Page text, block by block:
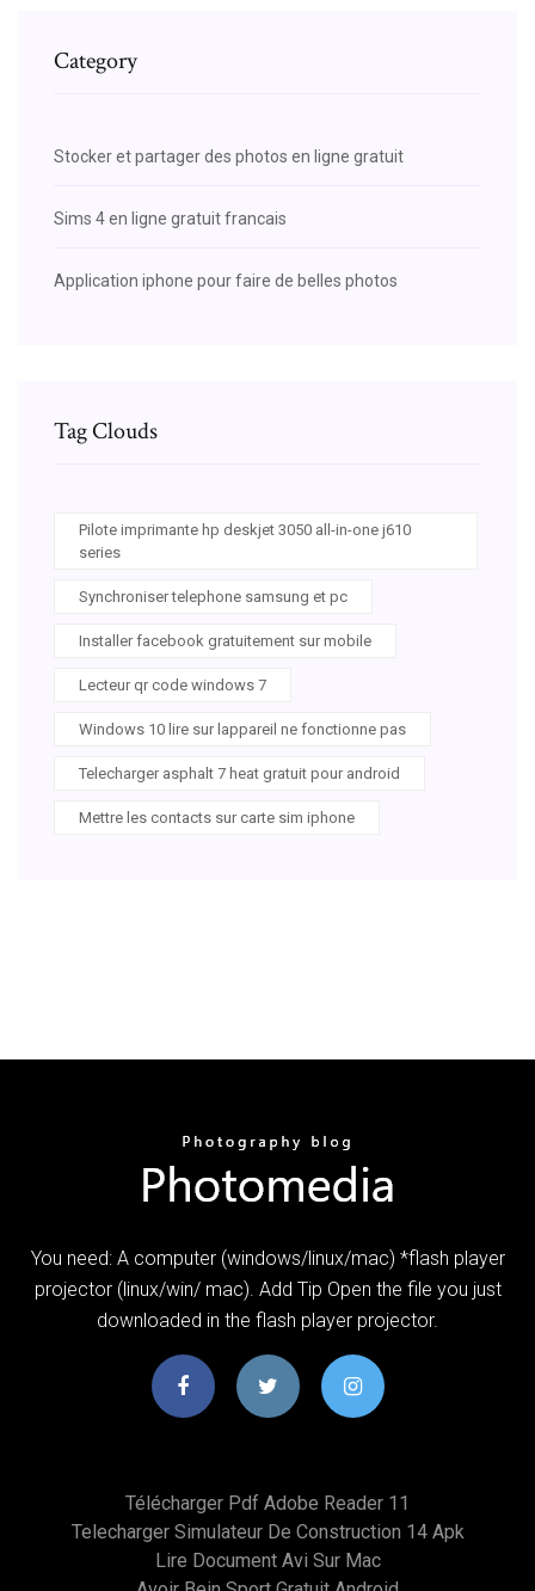
Category
Stocker et partager des photos en ligne gratuit
Sims 4 en ligne gratuit francais
Application iphone pour faire de belles photos
Tag Clouds
Pilote imprimante hp deskjet 3050 all-in-one j610
series
Synchroniser telephone samsung et pc
Installer facebook gratuitement sur mobile
Lecteur qr code windows 7
Windows 10 lire sur lappareil ne fonctionne pas
Telecharger asphalt 7 heat gratuit pour android
Mettre les contacts sur carte sim iphone
You need: A computer (windows/linux/mac) *flash player
projector (linux/win/ mac). Add Tip Open the file you just
downloaded in the flash player projector.
Télécharger Pdf Adobe Reader 11
Telecharger Simulateur De Construction 14 Apk
Lire Document Avi Sur Mac